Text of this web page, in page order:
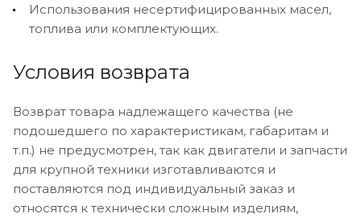
Использования несертифицированных масел,
топлива или комплектующих.
Условия возврата
Возврат товара надлежащего качества (не
подошедшего по характеристикам, габаритам и
т.п.) не предусмотрен, так как двигатели и запчасти
для крупной техники изготавливаются и
поставляются под индивидуальный заказ и
относятся к технически сложным изделиям,